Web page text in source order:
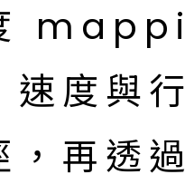
速度與
，再透